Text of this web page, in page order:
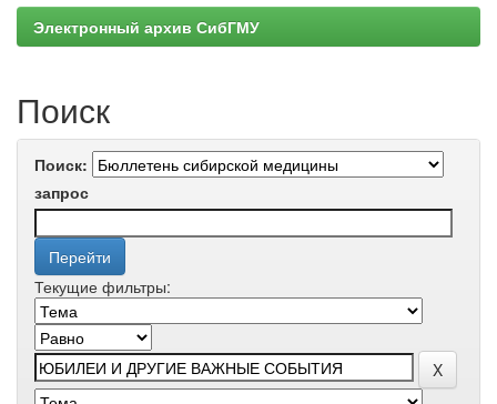
Электронный архив СибГМУ
Поиск
Поиск:
запрос
Текущие фильтры: